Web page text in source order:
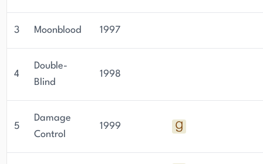
3 Moonblood 1997
4
Double-
Blind
1998
5
Damage
Control
1999